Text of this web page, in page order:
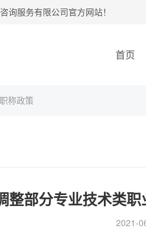
询服务有限公司官方网站！
首页
职称政策
整部分专业技术类
2021-